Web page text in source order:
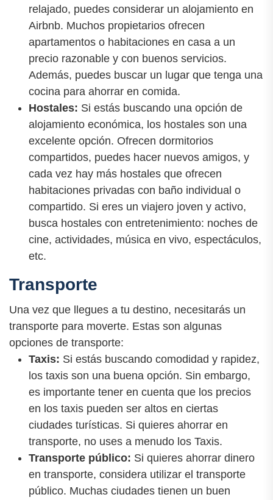
relajado, puedes considerar un alojamiento en
Airbnb. Muchos propietarios ofrecen
apartamentos o habitaciones en casa a un
precio razonable y con buenos servicios.
Además, puedes buscar un lugar que tenga una
cocina para ahorrar en comida.
Hostales: Si estás buscando una opción de
alojamiento económica, los hostales son una
excelente opción. Ofrecen dormitorios
compartidos, puedes hacer nuevos amigos, y
cada vez hay más hostales que ofrecen
habitaciones privadas con baño individual o
compartido. Si eres un viajero joven y activo,
busca hostales con entretenimiento: noches de
cine, actividades, música en vivo, espectáculos,
etc.
Transporte
Una vez que llegues a tu destino, necesitarás un
transporte para moverte. Estas son algunas
opciones de transporte:
Taxis: Si estás buscando comodidad y rapidez,
los taxis son una buena opción. Sin embargo,
es importante tener en cuenta que los precios
en los taxis pueden ser altos en ciertas
ciudades turísticas. Si quieres ahorrar en
transporte, no uses a menudo los Taxis.
Transporte público: Si quieres ahorrar dinero
en transporte, considera utilizar el transporte
público. Muchas ciudades tienen un buen